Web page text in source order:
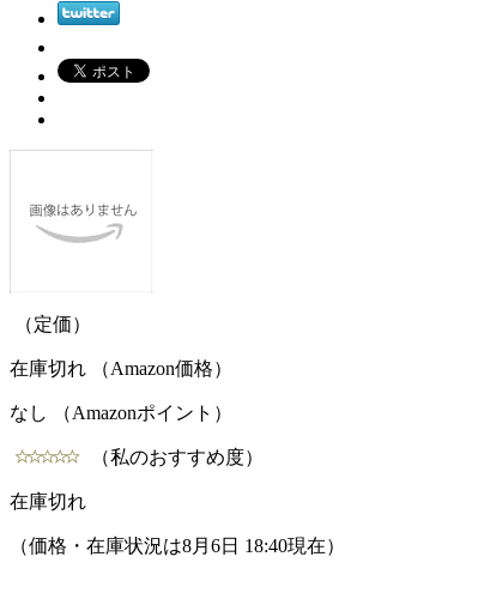
（定価）
在庫切れ （Amazon価格）
なし （Amazonポイント）
（私のおすすめ度）
在庫切れ
（価格・在庫状況は8月6日 18:40現在）